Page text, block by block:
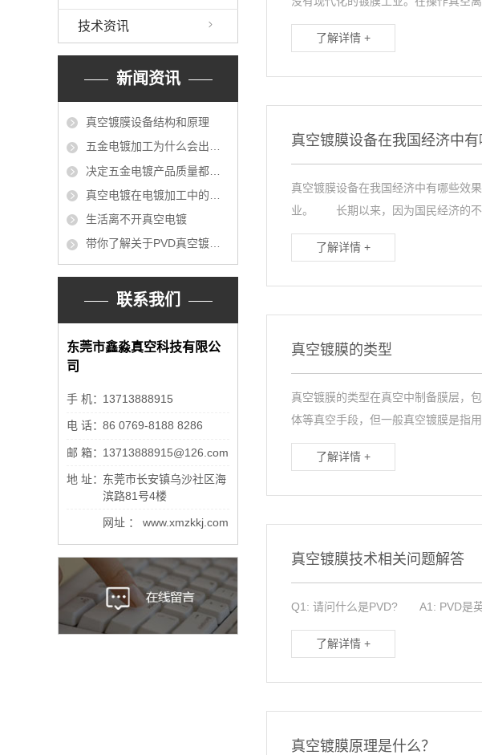
技术资讯
新闻资讯
真空镀膜设备结构和原理
五金电镀加工为什么会出现不平整？
决定五金电镀产品质量都有哪些？
真空电镀在电镀加工中的运用
生活离不开真空电镀
带你了解关于PVD真空镀膜的各方各面
联系我们
东莞市鑫淼真空科技有限公
司
手 机： 13713888915
电 话：86 0769-8188 8286
邮 箱： 13713888915@126.com
地 址： 东莞市长安镇乌沙社区海
滨路81号4楼
网址 ： www.xmzkkj.com
了解详情 +
真空镀膜设备在我国经济中有
真空镀膜设备在我国经济中有哪些效
业。 长期以来，因为国民经济的不
了解详情 +
真空镀膜的类型
真空镀膜的类型在真空中制备膜层，
体等真空手段，但一般真空镀膜是指用
了解详情 +
真空镀膜技术相关问题解答
Q1: 请问什么是PVD? A1: PVD是英
了解详情 +
真空镀膜原理是什么？